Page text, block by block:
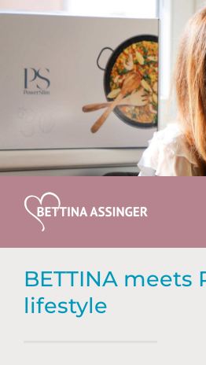
Zum
BETTINA meets
lifestyle